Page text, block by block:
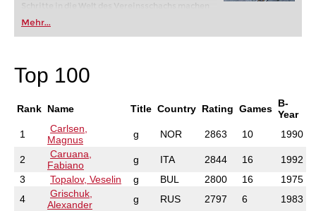
Schritte in die Welt des Vereinsschachs machen
oder bereits auf Turnierniveau spielen: Mit
FRITZ trainieren Sie effizienter, intelligenter und
individueller als je zuvor.
Mehr...
Top 100
Rank Name Title Country Rating Games B-
Year
1
Carlsen,
Magnus
g NOR 2863 10 1990
2
Caruana,
Fabiano
g ITA 2844 16
1992
3
Topalov, Veselin g BUL 2800 16
1975
4
Grischuk,
Alexander
g RUS 2797 6
1983